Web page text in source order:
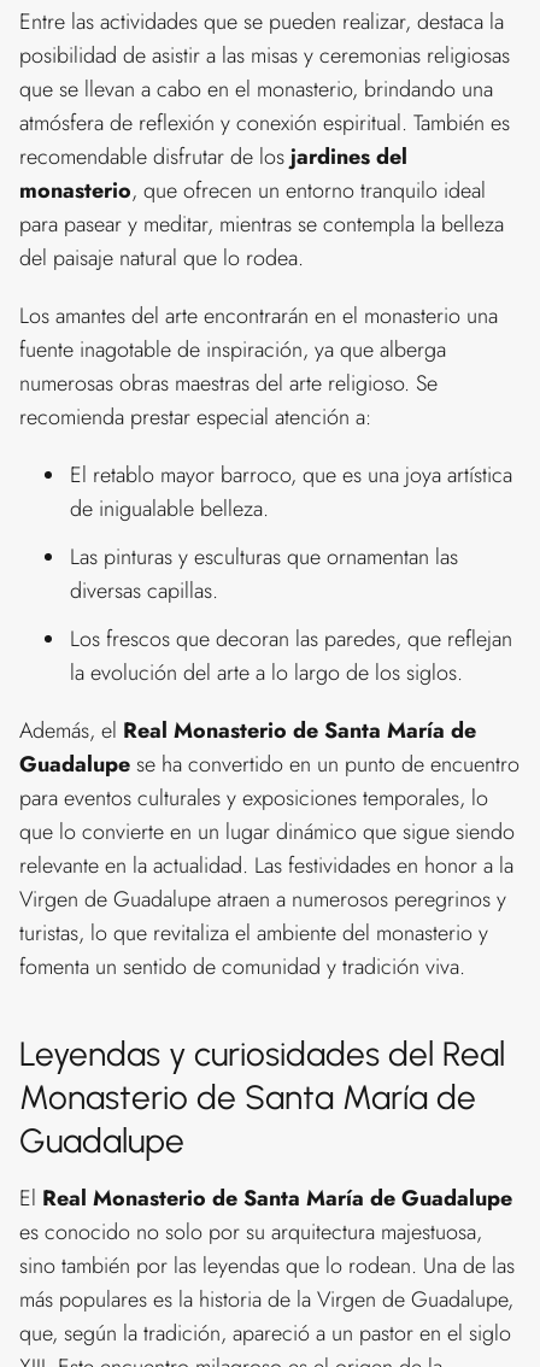
Entre las actividades que se pueden realizar, destaca la
posibilidad de asistir a las misas y ceremonias religiosas
que se llevan a cabo en el monasterio, brindando una
atmósfera de reflexión y conexión espiritual. También es
recomendable disfrutar de losjardines del
monasterio, que ofrecen un entorno tranquilo ideal
para pasear y meditar, mientras se contempla la belleza
del paisaje natural que lo rodea.
Los amantes del arte encontrarán en el monasterio una
fuente inagotable de inspiración, ya que alberga
numerosas obras maestras del arte religioso. Se
recomienda prestar especial atención a:
El retablo mayor barroco, que es una joya artística
de inigualable belleza.
Las pinturas y esculturas que ornamentan las
diversas capillas.
Los frescos que decoran las paredes, que reflejan
la evolución del arte a lo largo de los siglos.
Además, el Real Monasterio de Santa María de
Guadalupese ha convertido en un punto de encuentro
para eventos culturales y exposiciones temporales, lo
que lo convierte en un lugar dinámico que sigue siendo
relevante en la actualidad. Las festividades en honor a la
Virgen de Guadalupe atraen a numerosos peregrinos y
turistas, lo que revitaliza el ambiente del monasterio y
fomenta un sentido de comunidad y tradición viva.
Leyendas y curiosidades del Real
Monasterio de Santa María de
Guadalupe
El Real Monasterio de Santa María de Guadalupe
es conocido no solo por su arquitectura majestuosa,
sino también por las leyendas que lo rodean. Una de las
más populares es la historia de la Virgen de Guadalupe,
que, según la tradición, apareció a un pastor en el siglo